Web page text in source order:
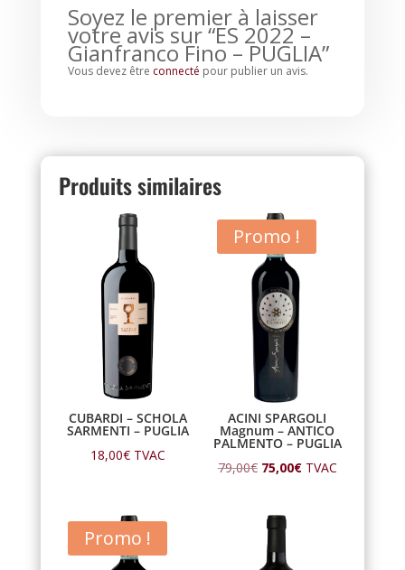
Soyez le premier à laisser
votre avis sur “ES 2022 –
Gianfranco Fino – PUGLIA”
Vous devez être connecté pour publier un avis.
Produits similaires
CUBARDI – SCHOLA
SARMENTI – PUGLIA
18,00€ TVAC
Promo !
ACINI SPARGOLI
Magnum – ANTICO
PALMENTO – PUGLIA
79,00€ Le
initial
était :
79,00€.
75,00€LeTVAC
Promo !